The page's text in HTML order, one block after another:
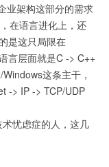
业架构这部分的需求
在语言进化上，还
是这只局限在
言层面就是C -> C++
这条主干，
-> IP -> TCP/UDP
忧虑症的人，这几